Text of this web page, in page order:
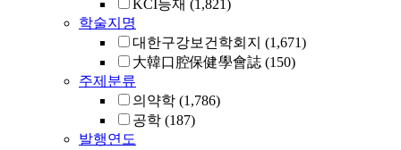
KCI등재 (1,821)
학술지명
대한구강보건학회지 (1,671)
大韓口腔保健學會誌 (150)
주제분류
의약학 (1,786)
공학 (187)
발행연도